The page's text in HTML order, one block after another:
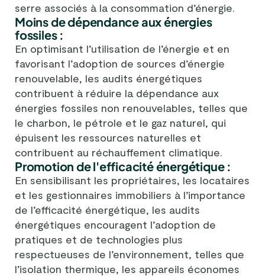
serre associés à la consommation d’énergie.
Moins de dépendance aux énergies
fossiles :
En optimisant l’utilisation de l’énergie et en
favorisant l’adoption de sources d’énergie
renouvelable, les audits énergétiques
contribuent à réduire la dépendance aux
énergies fossiles non renouvelables, telles que
le charbon, le pétrole et le gaz naturel, qui
épuisent les ressources naturelles et
contribuent au réchauffement climatique.
Promotion de l'efficacité énergétique :
En sensibilisant les propriétaires, les locataires
et les gestionnaires immobiliers à l’importance
de l’efficacité énergétique, les audits
énergétiques encouragent l’adoption de
pratiques et de technologies plus
respectueuses de l’environnement, telles que
l’isolation thermique, les appareils économes